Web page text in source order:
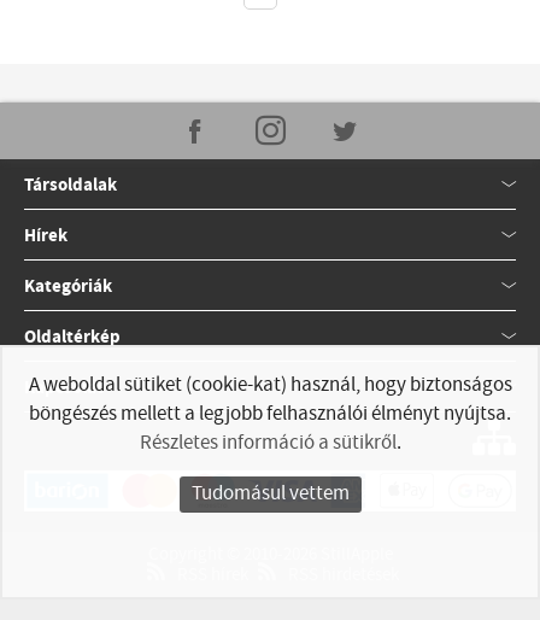
Társoldalak
Hírek
Kategóriák
Oldaltérkép
Kapcsolat
A weboldal sütiket (cookie-kat) használ, hogy biztonságos
böngészés mellett a legjobb felhasználói élményt nyújtsa.
Részletes információ a sütikről.
Tudomásul vettem